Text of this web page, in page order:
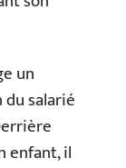
un
salarié
enfant, il